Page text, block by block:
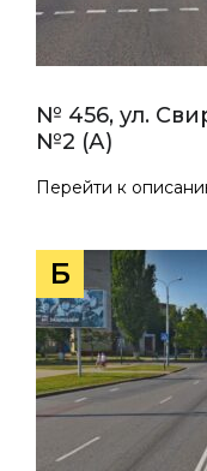
№ 456, ул.
№2 (А)
Перейти к
Б